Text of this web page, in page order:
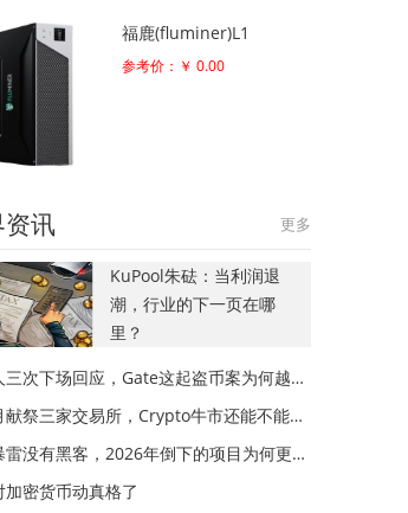
福鹿(fluminer)L1
参考价：￥ 0.00
更多
讯
KuPool朱砝：当利润退
潮，行业的下一页在哪
里？
创始人三次下场回应，Gate这起盗币案为何越描越黑？
一个月献祭三家交易所，Crypto牛市还能不能来？
没有暴雷没有黑客，2026年倒下的项目为何更多？
加密货币动真格了